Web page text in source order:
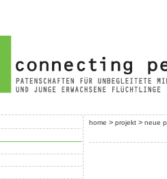
home > projekt > neue